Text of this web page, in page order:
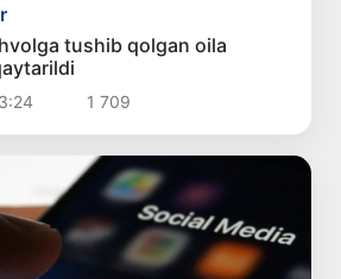
tushib qolgan oila
1 709